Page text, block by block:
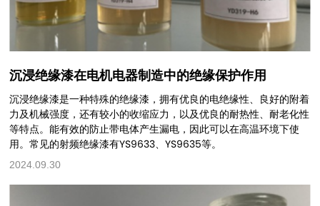
沉浸绝缘漆在电机电器制造中的绝缘保护作用
沉浸绝缘漆是一种特殊的绝缘漆，拥有优良的电绝缘性、良好的附着
力及机械强度，还有较小的收缩应力，以及优良的耐热性、耐老化性
等特点。能有效的防止带电体产生漏电，因此可以在高温环境下使
用。常见的射频绝缘漆有YS9633、YS9635等。
2024.09.30